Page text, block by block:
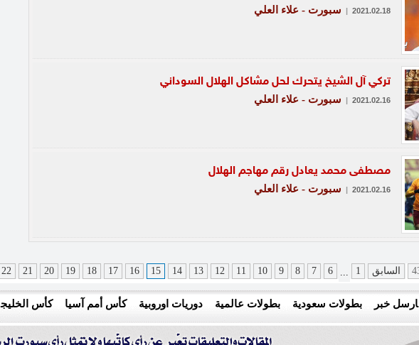
2021.02.18
| سبورت - علاء العلي
تركي آل الشيخ يتحرك لحل مشاكل الهلال السوداني
2021.02.16
| سبورت - علاء العلي
مصطفى محمد يعادل رقم مهاجم الهلال
2021.02.16
| سبورت - علاء العلي
السابق 1
...
6
7
8
9
10
11
12
13
14
15
16
17
18
19
20
21
22
ارسل خبر بطولات سعودية بطولات عالمية دوريات اوروبية كأس أمم آسيا كأس الخليج